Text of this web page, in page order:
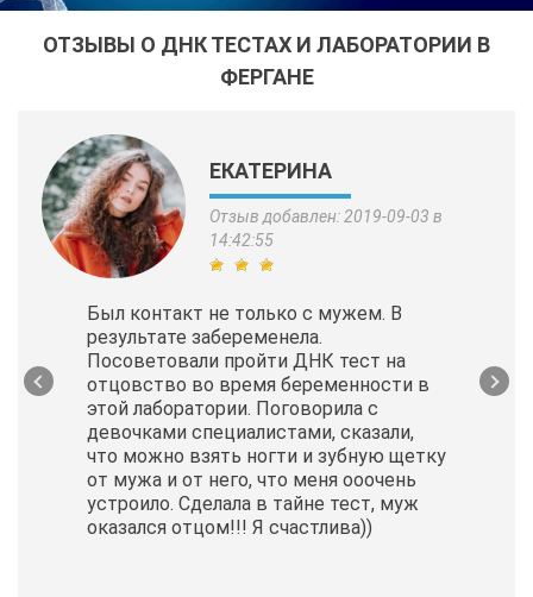
ОТЗЫВЫ О ДНК ТЕСТАХ И ЛАБОРАТОРИИ В
ФЕРГАНЕ
ЕКАТЕРИНА
Отзыв добавлен: 2019-09-03 в
14:42:55
Был контакт не только с мужем. В
результате забеременела.
Посоветовали пройти ДНК тест на
отцовство во время беременности в
этой лаборатории. Поговорила с
девочками специалистами, сказали,
что можно взять ногти и зубную щетку
от мужа и от него, что меня ооочень
устроило. Сделала в тайне тест, муж
оказался отцом!!! Я счастлива))